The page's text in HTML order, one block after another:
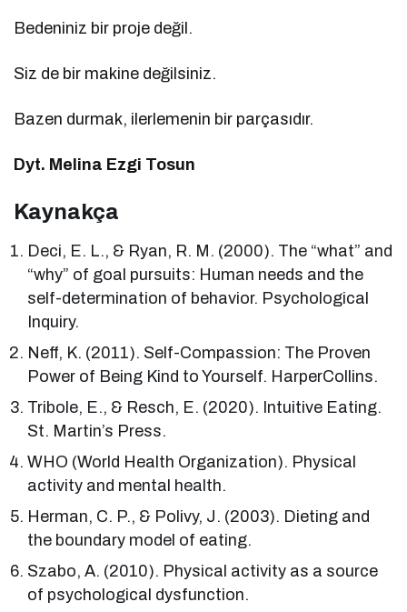
Bedeniniz bir proje değil.
Siz de bir makine değilsiniz.
Bazen durmak, ilerlemenin bir parçasıdır.
Dyt. Melina Ezgi Tosun
Kaynakça
Deci, E. L., & Ryan, R. M. (2000). The “what” and
“why” of goal pursuits: Human needs and the
self-determination of behavior. Psychological
Inquiry.
Neff, K. (2011). Self-Compassion: The Proven
Power of Being Kind to Yourself. HarperCollins.
Tribole, E., & Resch, E. (2020). Intuitive Eating.
St. Martin’s Press.
WHO (World Health Organization). Physical
activity and mental health.
Herman, C. P., & Polivy, J. (2003). Dieting and
the boundary model of eating.
Szabo, A. (2010). Physical activity as a source
of psychological dysfunction.